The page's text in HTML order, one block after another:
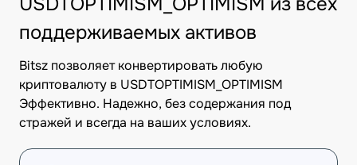
поддерживаемых активов
Bitsz позволяет конвертировать любую
криптовалюту в USDTOPTIMISM_OPTIMISM
Эффективно. Надежно, без содержания под
стражей и всегда на ваших условиях.